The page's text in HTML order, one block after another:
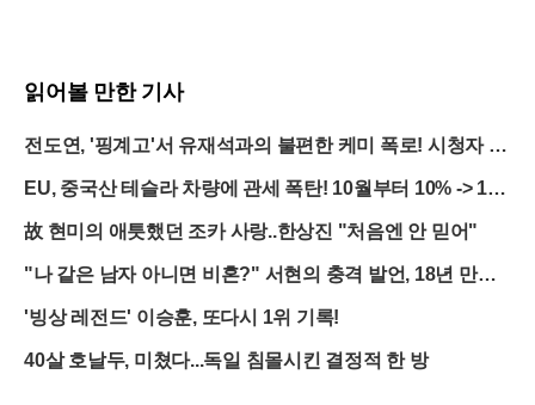
읽어볼 만한 기사
전도연, '핑계고'서 유재석과의 불편한 케미 폭로! 시청자 반
EU, 중국산 테슬라 차량에 관세 폭탄! 10월부터 10% -> 1
9%로 급등
故 현미의 애틋했던 조카 사랑..한상진 "처음엔 안 믿어"
"나 같은 남자 아니면 비혼?" 서현의 충격 발언, 18년 만에
'빙상 레전드' 이승훈, 또다시 1위 기록!
40살 호날두, 미쳤다...독일 침몰시킨 결정적 한 방